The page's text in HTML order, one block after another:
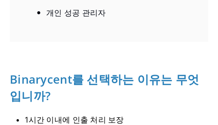
개인 성공 관리자
Binarycent를 선택하는 이유는 무엇
입니까?
1시간 이내에 인출 처리 보장